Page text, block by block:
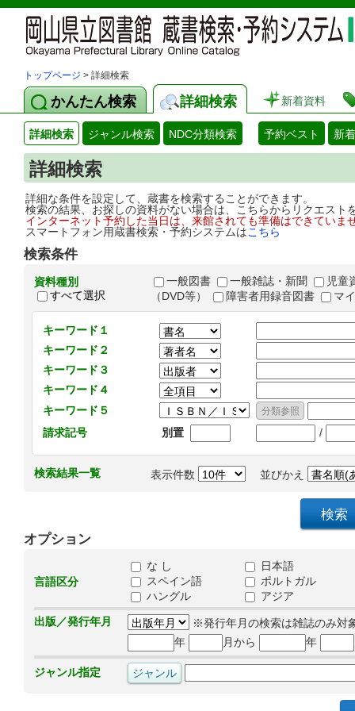
トップページ > 詳細検索
かんたん検索 詳細検索 新着資料
詳細検索 ジャンル検索 NDC分類検索 予約ベスト 新
詳細検索
詳細な条件を設定して、蔵書を検索することができます。
検索の結果、お探しの資料がない場合は、こちらからリクエス
インターネット予約した当日は、来館されても準備はできてい
スマートフォン用蔵書検索・予約システムはこちら
検索条件
資料種別
すべて選択
一般図書 一般雑誌・新聞
児童
（DVD等）
障害者用録音図書 マ
キーワード１
キーワード２
キーワード３
キーワード４
キーワード５
請求記号
別置 /
検索結果一覧 表示件数 並びかえ
オプション
言語区分
な し
日本語
スペイン語
ポルトガル
ハングル
アジア
出版／発行年月
※発行年月の検索は雑誌のみ対
年
月から 年
ジャンル指定